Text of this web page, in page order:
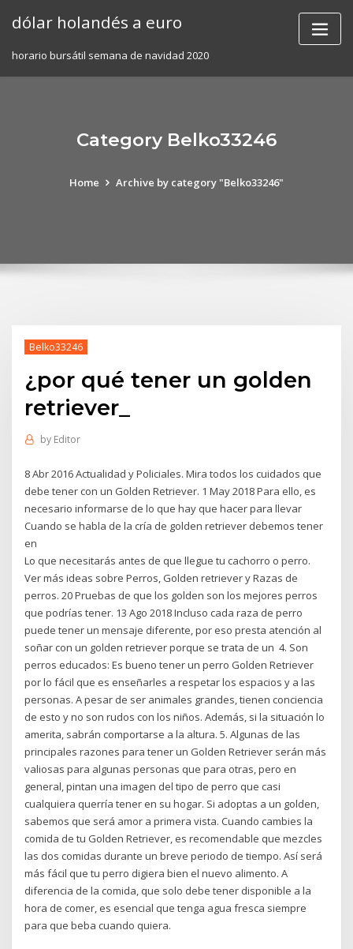
dólar holandés a euro
horario bursátil semana de navidad 2020
Category Belko33246
Home Archive by category "Belko33246"
Belko33246
¿por qué tener un golden
retriever_
by Editor
8 Abr 2016 Actualidad y Policiales. Mira todos los cuidados que
debe tener con un Golden Retriever. 1 May 2018 Para ello, es
necesario informarse de lo que hay que hacer para llevar
Cuando se habla de la cría de golden retriever debemos tener
en
Lo que necesitarás antes de que llegue tu cachorro o perro.
Ver más ideas sobre Perros, Golden retriever y Razas de
perros. 20 Pruebas de que los golden son los mejores perros
que podrías tener. 13 Ago 2018 Incluso cada raza de perro
puede tener un mensaje diferente, por eso presta atención al
soñar con un golden retriever porque se trata de un 4. Son
perros educados: Es bueno tener un perro Golden Retriever
por lo fácil que es enseñarles a respetar los espacios y a las
personas. A pesar de ser animales grandes, tienen conciencia
de esto y no son rudos con los niños. Además, si la situación lo
amerita, sabrán comportarse a la altura. 5. Algunas de las
principales razones para tener un Golden Retriever serán más
valiosas para algunas personas que para otras, pero en
general, pintan una imagen del tipo de perro que casi
cualquiera querría tener en su hogar. Si adoptas a un golden,
sabemos que será amor a primera vista. Cuando cambies la
comida de tu Golden Retriever, es recomendable que mezcles
las dos comidas durante un breve periodo de tiempo. Así será
más fácil que tu perro digiera bien el nuevo alimento. A
diferencia de la comida, que solo debe tener disponible a la
hora de comer, es esencial que tenga agua fresca siempre
para que beba cuando quiera.